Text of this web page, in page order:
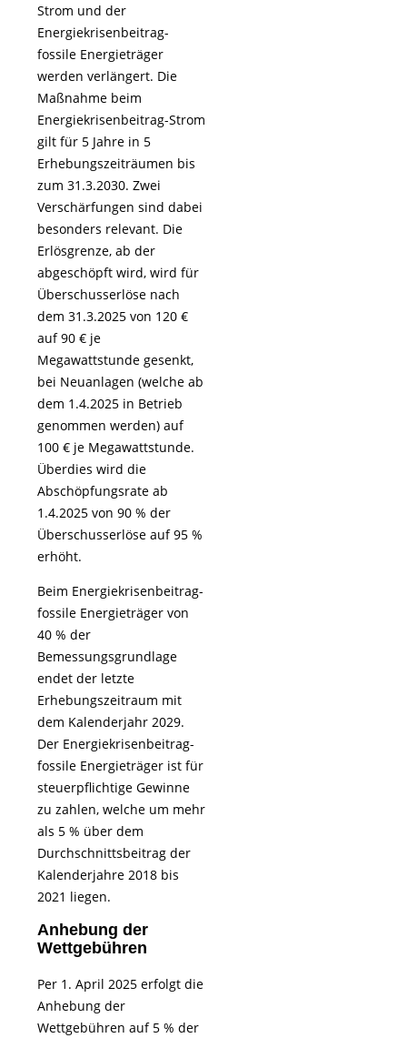
Strom und der
Energiekrisenbeitrag-
fossile Energieträger
werden verlängert. Die
Maßnahme beim
Energiekrisenbeitrag-Strom
gilt für 5 Jahre in 5
Erhebungszeiträumen bis
zum 31.3.2030. Zwei
Verschärfungen sind dabei
besonders relevant. Die
Erlösgrenze, ab der
abgeschöpft wird, wird für
Überschusserlöse nach
dem 31.3.2025 von 120 €
auf 90 € je
Megawattstunde gesenkt,
bei Neuanlagen (welche ab
dem 1.4.2025 in Betrieb
genommen werden) auf
100 € je Megawattstunde.
Überdies wird die
Abschöpfungsrate ab
1.4.2025 von 90 % der
Überschusserlöse auf 95 %
erhöht.
Beim Energiekrisenbeitrag-
fossile Energieträger von
40 % der
Bemessungsgrundlage
endet der letzte
Erhebungszeitraum mit
dem Kalenderjahr 2029.
Der Energiekrisenbeitrag-
fossile Energieträger ist für
steuerpflichtige Gewinne
zu zahlen, welche um mehr
als 5 % über dem
Durchschnittsbeitrag der
Kalenderjahre 2018 bis
2021 liegen.
Anhebung der
Wettgebühren
Per 1. April 2025 erfolgt die
Anhebung der
Wettgebühren auf 5 % der